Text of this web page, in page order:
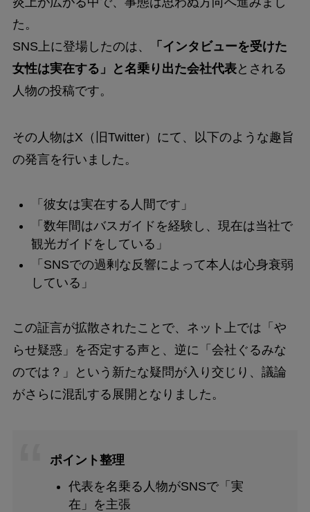
た。
SNS上に登場したのは、
「インタビューを受けた
女性は実在する」と名乗り出た会社代表とされる
人物の投稿です。
その人物はX（旧Twitter）にて、以下のような趣旨
の発言を行いました。
「彼女は実在する人間です」
「数年間はバスガイドを経験し、現在は当社で
観光ガイドをしている」
「SNSでの過剰な反響によって本人は心身衰弱
している」
この証言が拡散されたことで、ネット上では「や
らせ疑惑」を否定する声と、逆に「会社ぐるみな
のでは？」という新たな疑問が入り交じり、議論
がさらに混乱する展開となりました。
ポイント整理
代表を名乗る人物がSNSで「実
在」を主張